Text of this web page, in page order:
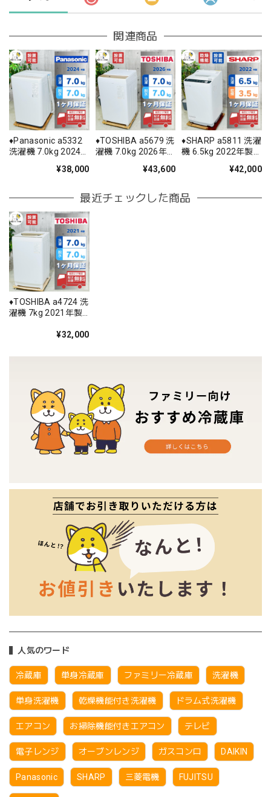
人気のワード
冷蔵庫 単身冷蔵庫 ファミリー冷蔵庫 洗濯機
単身洗濯機 乾燥機能付き洗濯機 ドラム式洗濯機
エアコン お掃除機能付きエアコン テレビ
電子レンジ オーブンレンジ ガスコンロ DAIKIN
Panasonic SHARP 三菱電機 FUJITSU
関連商品
♦️Panasonic a5332
洗濯機 7.0kg 2024
¥38,000
♦️TOSHIBA a5679 洗
濯機 7.0kg 2026年
¥43,600
♦️SHARP a5811 洗濯
機 6.5kg 2022年製
¥42,000
最近チェックした商品
♦️TOSHIBA a4724 洗
濯機 7kg 2021年製
¥32,000